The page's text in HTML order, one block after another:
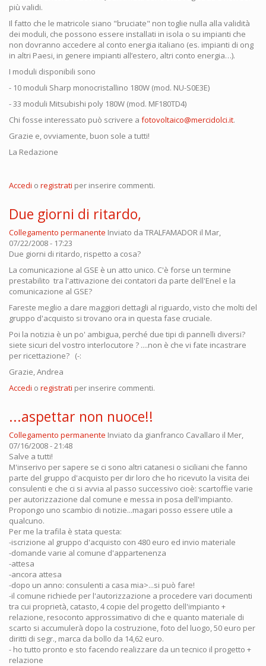
più validi.
Il fatto che le matricole siano "bruciate" non toglie nulla alla validità
dei moduli, che possono essere installati in isola o su impianti che
non dovranno accedere al conto energia italiano (es. impianti di ong
in altri Paesi, in genere impianti all’estero, altri conto energia…).
I moduli disponibili sono
- 10 moduli Sharp monocristallino 180W (mod. NU-S0E3E)
- 33 moduli Mitsubishi poly 180W (mod. MF180TD4)
Chi fosse interessato può scrivere a fotovoltaico@mercidolci.it.
Grazie e, ovviamente, buon sole a tutti!
La Redazione
Accedi o registrati per inserire commenti.
Due giorni di ritardo,
Collegamento permanente Inviato da TRALFAMADOR il Mar,
07/22/2008 - 17:23
Due giorni di ritardo, rispetto a cosa?
La comunicazione al GSE è un atto unico. C'è forse un termine
prestabilito tra l'attivazione dei contatori da parte dell'Enel e la
comunicazione al GSE?
Fareste meglio a dare maggiori dettagli al riguardo, visto che molti del
gruppo d'acquisto si trovano ora in questa fase cruciale.
Poi la notizia è un po' ambigua, perché due tipi di pannelli diversi?
siete sicuri del vostro interlocutore ? ....non è che vi fate incastrare
per ricettazione? (-:
Grazie, Andrea
Accedi o registrati per inserire commenti.
...aspettar non nuoce!!
Collegamento permanente Inviato da gianfranco Cavallaro il Mer,
07/16/2008 - 21:48
Salve a tutti!
M'inserivo per sapere se ci sono altri catanesi o siciliani che fanno
parte del gruppo d'acquisto per dir loro che ho ricevuto la visita dei
consulenti e che ci si avvia al passo successivo cioè: scartoffie varie
per autorizzazione dal comune e messa in posa dell'impianto.
Propongo uno scambio di notizie...magari posso essere utile a
qualcuno.
Per me la trafila è stata questa:
-iscrizione al gruppo d'acquisto con 480 euro ed invio materiale
-domande varie al comune d'appartenenza
-attesa
-ancora attesa
-dopo un anno: consulenti a casa mia>...si può fare!
-il comune richiede per l'autorizzazione a procedere vari documenti
tra cui proprietà, catasto, 4 copie del progetto dell'impianto +
relazione, resoconto approssimativo di che e quanto materiale di
scarto si accumulerà dopo la costruzione, foto del luogo, 50 euro per
diritti di segr., marca da bollo da 14,62 euro.
- ho tutto pronto e sto facendo realizzare da un tecnico il progetto +
relazione